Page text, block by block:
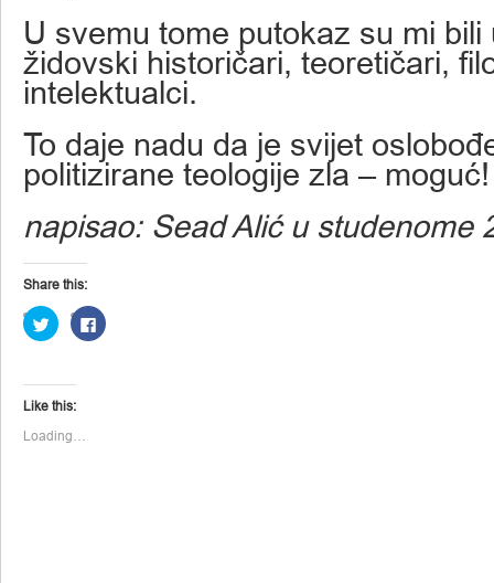
U svemu tome putokaz su mi bili
židovski historičari, teoretičari,
intelektualci.
To daje nadu da je svijet
politizirane teologije zla – moguć!
napisao: Sead Alić u studenome
Share this:
Click
to
share
(Opens
in
new
Click
to
Like this:
Loading…